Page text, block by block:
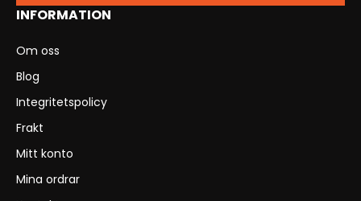
INFORMATION
Om oss
Blog
Integritetspolicy
Frakt
Mitt konto
Mina ordrar